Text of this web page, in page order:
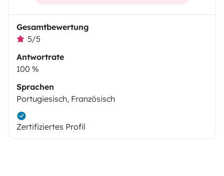
Gesamtbewertung
5/5
Antwortrate
100 %
Sprachen
Portugiesisch, Französisch
Zertifiziertes Profil